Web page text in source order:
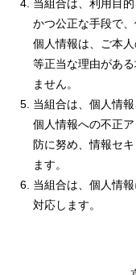
当組合は、利用目
かつ公正な手段で
個人情報は、ご本
等正当な理由があ
ません。
当組合は、個人情
個人情報への不正
防に努め、情報セ
ます。
当組合は、個人情
対応します。